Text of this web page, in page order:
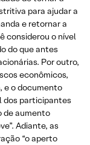
para ajudar a
e retornar a
considerou o nível
do que antes
Por outro,
econômicos,
e o documento
dos participantes
de aumento
Adiante, as
“o aperto